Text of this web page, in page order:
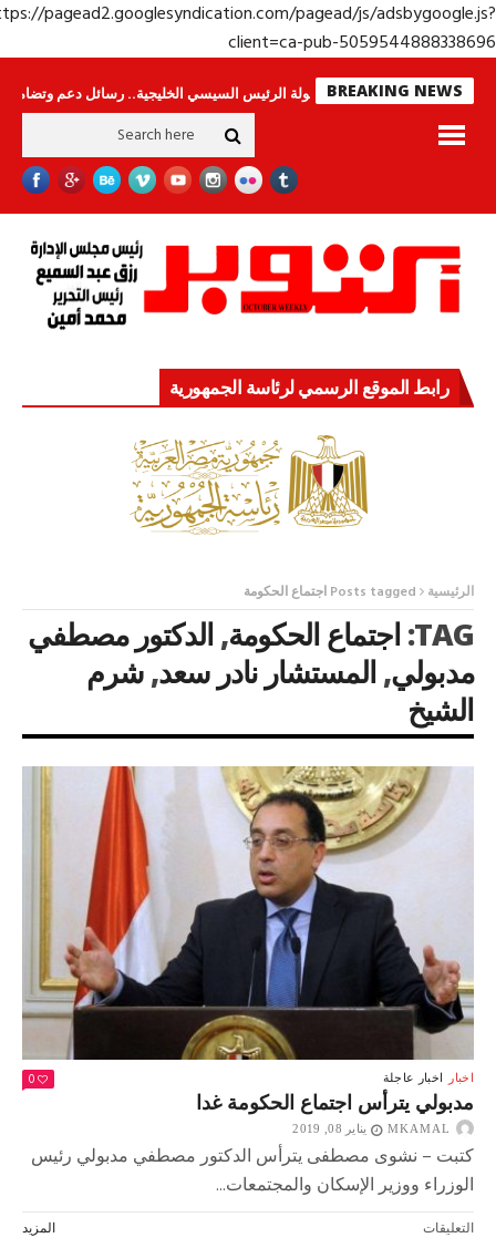
https://pagead2.googlesyndication.com/pagead/js/
client=ca-pub-
BREAKING NEWS
لا ينامون جولة الرئيس السيسي الخليجية.. رسائل دعم وتضامن للأشقاء
رابط الموقع الرسمي لرئاسة الجمهورية
الرئيسية Posts tagged اجتماع الحكومة
TAG: اجتماع الحكومة,الدكتور مصطفي
مدبولي,المستشار نادر سعد,شرم
الشيخ
اخبار اخبار عاجلة 0
مدبولي يترأس اجتماع الحكومة غدا
MKAMAL يناير 08, 2019
كتبت – نشوى مصطفى يترأس الدكتور مصطفي مدبولي رئيس
الوزراء ووزير الإسكان والمجتمعات...
المزيد التعليقاتعلى